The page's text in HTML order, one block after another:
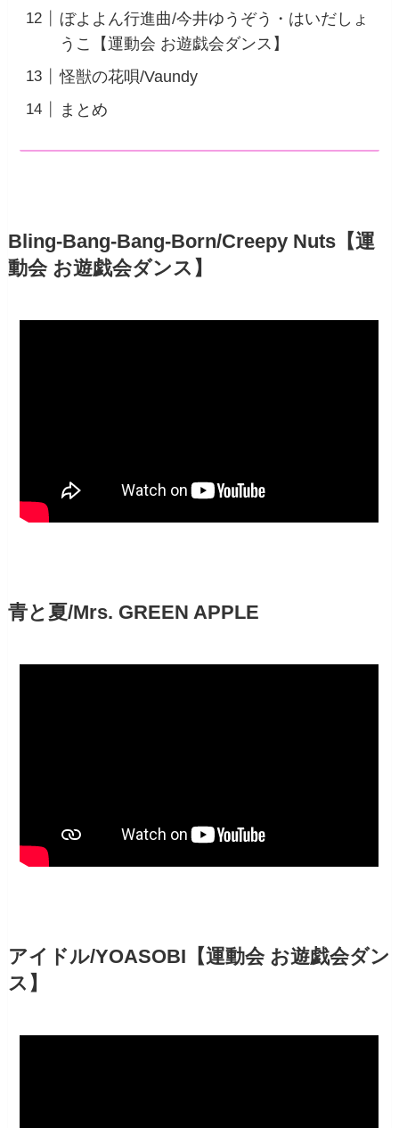
ぼよよん行進曲/今井ゆうぞう・はいだしょ
うこ【運動会 お遊戯会ダンス】
怪獣の花唄/Vaundy
まとめ
Bling-Bang-Bang-Born/Creepy Nuts【運
動会 お遊戯会ダンス】
青と夏/Mrs. GREEN APPLE
アイドル/YOASOBI【運動会 お遊戯会ダン
ス】